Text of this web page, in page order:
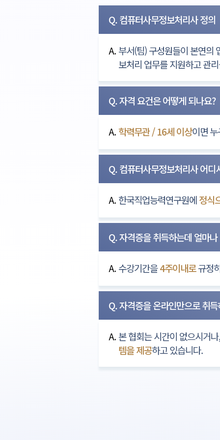
Q. 컴퓨터사무정보처리사 정의
A. 부서(팀) 구성원들이 본연의
보처리 업무를 지원하고 관
Q. 자격 요건은 어떻게 되나요?
A. 학력무관 / 16세 이상이면
Q. 컴퓨터사무정보처리사 어디
A. 한국직업능력연구원에정식
Q. 자격증을 취득하는데 얼마
A. 수강기간을4주이내로규정
Q. 자격증을 온라인만으로 취
A. 본 협회는 시간이 없으시거
템을 제공하고 있습니다.